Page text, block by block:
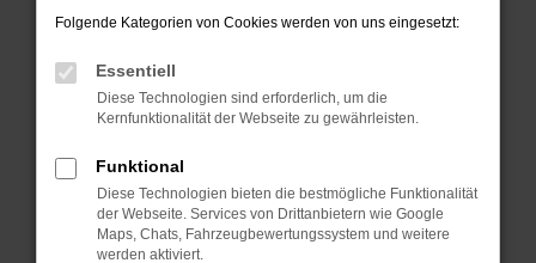
Prüfe deine Browsererweiterungen.
können das Laden bestimmter Seiten
verhindern. Funktioniert die Seite in einem
anderen Browser oder in einem privaten
Starte dein Gerät neu.
Das kann manchmal helfen, vorübergehende
Probleme zu beheben.
Folgende Kategorien von Cookies werden von uns eingesetzt:
Essentiell
Diese Technologien sind erforderlich, um die
Kernfunktionalität der Webseite zu gewährleisten.
Funktional
Diese Technologien bieten die bestmögliche Funktionalität
der Webseite. Services von Drittanbietern wie Google
Maps, Chats, Fahrzeugbewertungssystem und weitere
werden aktiviert.